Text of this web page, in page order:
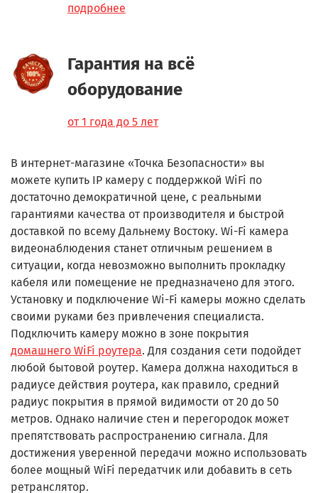
подробнее
Гарантия на всё
оборудование
от 1 года до 5 лет
В интернет-магазине «Точка Безопасности» вы
можете купить IP камеру с поддержкой WiFi по
достаточно демократичной цене, с реальными
гарантиями качества от производителя и быстрой
доставкой по всему Дальнему Востоку. Wi-Fi камера
видеонаблюдения станет отличным решением в
ситуации, когда невозможно выполнить прокладку
кабеля или помещение не предназначено для этого.
Установку и подключение Wi-Fi камеры можно сделать
своими руками без привлечения специалиста.
Подключить камеру можно в зоне покрытия
домашнего WiFi роутера. Для создания сети подойдет
любой бытовой роутер. Камера должна находиться в
радиусе действия роутера, как правило, средний
радиус покрытия в прямой видимости от 20 до 50
метров. Однако наличие стен и перегородок может
препятствовать распространению сигнала. Для
достижения уверенной передачи можно использовать
более мощный WiFi передатчик или добавить в сеть
ретранслятор.